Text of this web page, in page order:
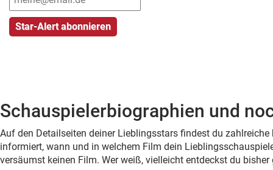
Schauspielerbiographien und
Auf den Detailseiten deiner Lieblingsstars findest du
informiert, wann und in welchem Film dein
versäumst keinen Film. Wer weiß, vielleicht entdeckst du